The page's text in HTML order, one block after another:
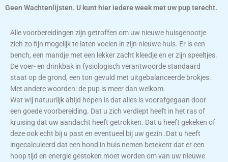
Geen Wachtenlijsten. U kunt hier iedere week met uw pup terecht.
Alle voorbereidingen zijn getroffen om uw nieuwe huisgenootje
zich zo fijn mogelijk te laten voelen in zijn nieuwe huis. Er is een
bench, een mandje met een lekker zacht kleedje en er zijn speeltjes.
De voer- en drinkbak in fysiologisch verantwoorde standaard
staat op de grond, een ton gevuld met uitgebalanceerde brokjes.
Met andere woorden: de pup is meer dan welkom.
Wat wij natuurlijk altijd hopen is dat alles is voorafgegaan door
een goede voorbereiding. Dat u zich verdiept heeft in het ras of
kruising dat uw aandacht heeft getrokken. Dat u heeft gekeken of
deze ook echt bij u past en eventueel bij uw gezin .Dat u heeft
ingecalculeerd dat een hond in huis nemen betekent dat er een
hoop tijd en energie gestoken moet worden om van uw nieuwe